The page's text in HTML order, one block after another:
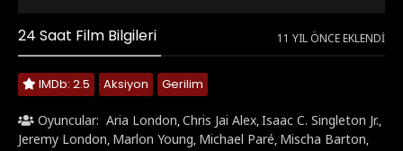
24 Saat Film Bilgileri 11 YIL ÖNCE EKLENDI
IMDb: 2.5 Aksiyon Gerilim
Oyuncular: Aria London,Chris Jai Alex,Isaac C. Singleton Jr.,
Jeremy London, Marlon Young, Michael Paré, Mischa Barton,